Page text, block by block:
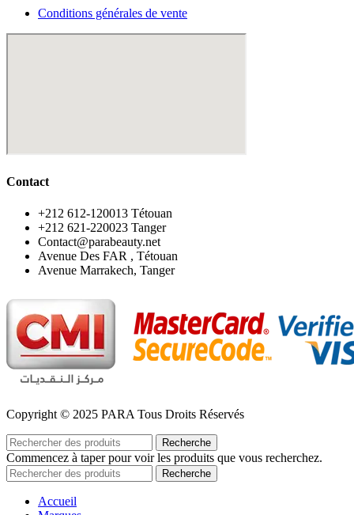
Conditions générales de vente
Contact
‪+212 612-120013 Tétouan
‪+212 621-220023 Tanger
Contact@parabeauty.net
Avenue Des FAR , Tétouan
Avenue Marrakech, Tanger
Copyright © 2025 PARA Tous Droits Réservés
Recherche
Commencez à taper pour voir les produits que vous recherchez.
Recherche
Accueil